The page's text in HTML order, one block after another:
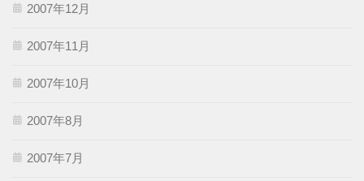
2007年12月
2007年11月
2007年10月
2007年8月
2007年7月